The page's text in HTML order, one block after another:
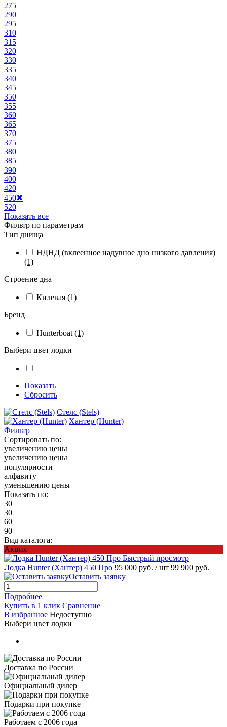
275
290
295
310
315
320
330
335
340
345
350
355
360
365
370
375
380
385
390
400
420
450✖
520
Показать все
Фильтр по параметрам
Тип днища
НДНД (вклеенное надувное дно низкого давления)
(1)
Строение дна
Килевая (1)
Бренд
Hunterboat (1)
Выбери цвет лодки
Показать
Сбросить
Стелс (Stels)
Хантер (Hunter)
Фильтр
Сортировать по:
увеличению цены
увеличению цены
популярности
алфавиту
уменьшению цены
Показать по:
30
30
60
90
Вид каталога:
Акция
Быстрый просмотр
Лодка Hunter (Хантер) 450 Про 95 000 руб. / шт 99 900 руб.
Оставить заявку
Подробнее
Купить в 1 клик Сравнение
В избранное Недоступно
Выбери цвет лодки
Доставка по России
Официальный дилер
Подарки при покупке
Работаем с 2006 года